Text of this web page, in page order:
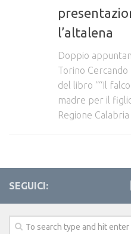
SOS persone scomparse
Storie e messaggi
Contenuti scaricabili
l’altalena
Doppio
Torino
del libro ““Il
madre per il
Regione
SEGUICI: